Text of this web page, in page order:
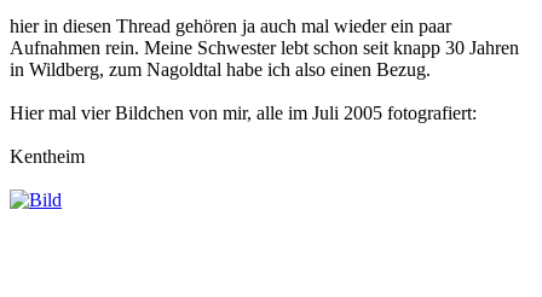
hier in diesen Thread gehören ja auch mal wieder ein paar
Aufnahmen rein. Meine Schwester lebt schon seit knapp 30 Jahren
in Wildberg, zum Nagoldtal habe ich also einen Bezug.
Hier mal vier Bildchen von mir, alle im Juli 2005 fotografiert:
Kentheim